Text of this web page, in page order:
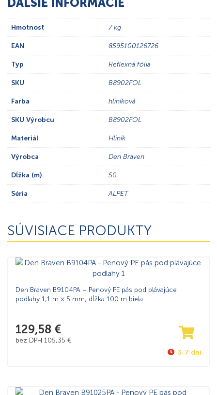
ĎALŠIE INFORMÁCIE
Hmotnosť 7 kg
EAN 8595100126726
Typ Reflexná fólia
SKU B8902FOL
Farba hliníková
SKU Výrobcu B8902FOL
Materiál Hliník
Výrobca Den Braven
Dĺžka (m) 50
Séria ALPET
SÚVISIACE PRODUKTY
Den Braven B9104PA – Penový PE pás pod plávajúce
podlahy 1,1 m × 5 mm, dĺžka 100 m biela
129,58 €
bez DPH 105,35 €
3-7 dní